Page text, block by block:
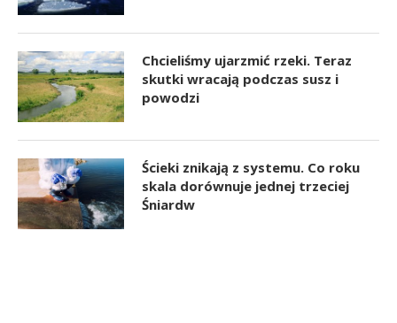
Chcieliśmy ujarzmić rzeki. Teraz
skutki wracają podczas susz i
powodzi
Ścieki znikają z systemu. Co roku
skala dorównuje jednej trzeciej
Śniardw